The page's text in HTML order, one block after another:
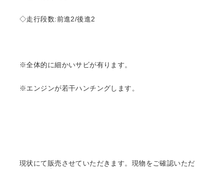
◇走行段数:前進2/後進2
※全体的に細かいサビが有ります。
※エンジンが若干ハンチングします。
現状にて販売させていただきます。現物をご確認いただ